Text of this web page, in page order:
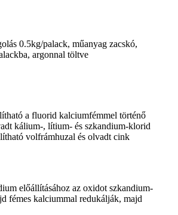
0.5kg/palack, műanyag zacskó,
argonnal töltve
a fluorid kalciumfémmel történő
kálium-, lítium- és szkandium-klorid
volfrámhuzal és olvadt cink
előállításához az oxidot szkandium-
fémes kalciummal redukálják, majd